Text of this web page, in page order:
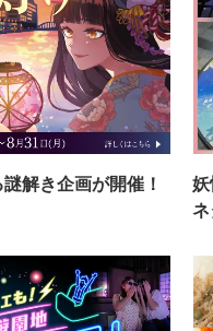
解き企画が開催！